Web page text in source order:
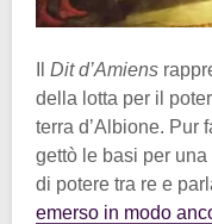
Dit d’Amiens
della lotta per il
terra d’Albione. Pur
gettò le basi per
di potere tra re e
emerso in modo